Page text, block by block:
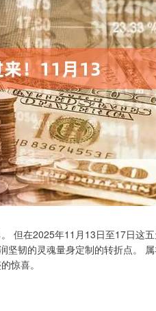
但在2025年11月13日至17日这
坚韧的灵魂量身定制的转折点。
惊喜。
沪深300 4651.31 -